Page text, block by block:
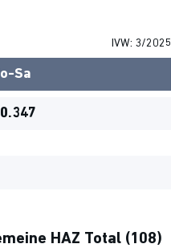
IVW: 3/2025
Sa
HAZ Total (108)